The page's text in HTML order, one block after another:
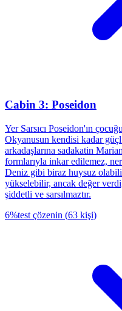
Cabin 3: Poseidon
Yer Sarsıcı Poseidon'ın
Okyanusun kendisi kadar
arkadaşlarına sadakatin
formlarıyla inkar edilemez,
Deniz gibi biraz huysuz
yükselebilir, ancak değer
şiddetli ve sarsılmaztır.
6%test çözenin (63 kişi)